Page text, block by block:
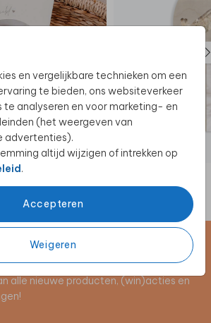
en vergelijkbare technieken om een
te bieden, ons websiteverkeer
te analyseren en voor marketing- en
(het weergeven van
advertenties).
altijd wijzigen of intrekken op
.
Accepteren
Weigeren
de nieuwsbrief
alle nieuwe producten, (win)acties en